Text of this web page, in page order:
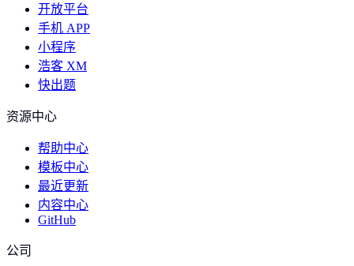
开放平台
手机 APP
小程序
浩客 XM
快出题
资源中心
帮助中心
模板中心
最近更新
内容中心
GitHub
公司